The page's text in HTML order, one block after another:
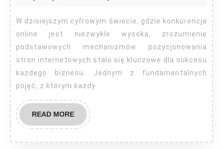
co
to?
W dzisiejszym cyfrowym świecie, gdzie konkurencja
online jest niezwykle wysoka, zrozumienie
podstawowych mechanizmów pozycjonowania
stron internetowych stało się kluczowe dla sukcesu
każdego biznesu. Jednym z fundamentalnych
pojęć, z którym każdy
READ MOREREAD
MORE